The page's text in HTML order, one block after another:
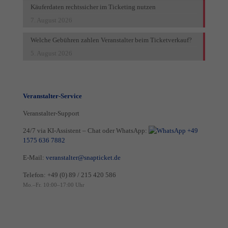
Käuferdaten rechtssicher im Ticketing nutzen
7. August 2026
Welche Gebühren zahlen Veranstalter beim Ticketverkauf?
5. August 2026
Veranstalter-Service
Veranstalter-Support
24/7 via KI-Assistent – Chat oder WhatsApp:
+49
1575 636 7882
E-Mail: veranstalter@snapticket.de
Telefon: +49 (0) 89 / 215 420 586
Mo.–Fr. 10:00–17:00 Uhr